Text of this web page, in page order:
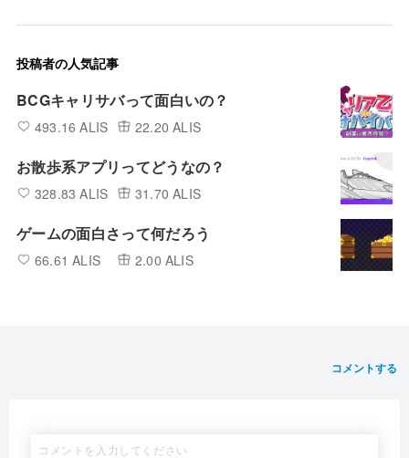
投稿者の人気記事
BCGキャリサバって面白いの？
493.16 ALIS 22.20 ALIS
お散歩系アプリってどうなの？
328.83 ALIS 31.70 ALIS
ゲームの面白さって何だろう
66.61 ALIS 2.00 ALIS
コメントする